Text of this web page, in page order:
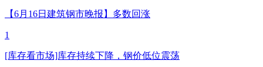
【6月16日建筑钢市晚报】多数回涨
1
[库存看市场]库存持续下降，钢价低位震荡